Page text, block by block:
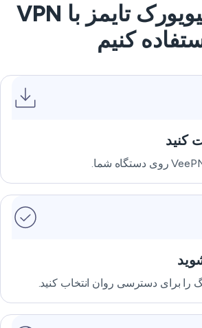
چگونه از نیویورک تایمز با VPN
کنیم
را برای دسترسی روان انتخاب کنید.